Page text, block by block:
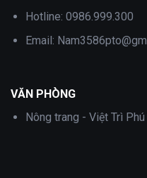
Hotline: 0986.999.300
Email:
VĂN PHÒNG
Nông trang - Việt Trì